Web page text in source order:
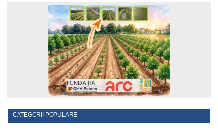
CATEGORII POPULARE